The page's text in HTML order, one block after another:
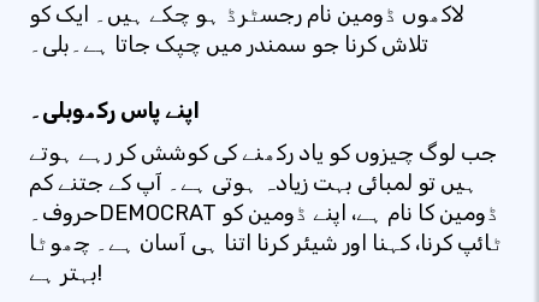
لاکھوں ڈومین نام رجسٹرڈ ہو چکے ہیں۔ ایک کو
تلاش کرنا جو سمندر میں چپک جاتا ہے۔بلی۔
اپنے پاس رکھوبلی۔
جب لوگ چیزوں کو یاد رکھنے کی کوشش کر رہے ہوتے
ہیں تو لمبائی بہت زیادہ ہوتی ہے۔ آپ کے جتنے کم
حروف۔DEMOCRAT ڈومین کا نام ہے، اپنے ڈومین کو
ٹائپ کرنا، کہنا اور شیئر کرنا اتنا ہی آسان ہے۔ چھوٹا
بہتر ہے!